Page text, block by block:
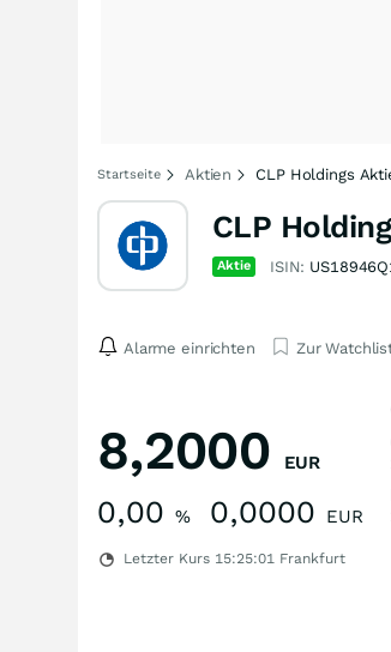
Startseite Aktien CLP Holdings
CLP
Aktie ISIN:
Alarme einrichten Zur
8,2000 EUR
0,00 % 0,0000 EUR
Letzter Kurs 15:25:01 Frankfurt